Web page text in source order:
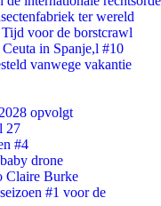
ter wereld
voor de borstcrawl
in Spanje,l #10
vanwege vakantie
opvolgt
27
#4
drone
Claire Burke
#1 voor de